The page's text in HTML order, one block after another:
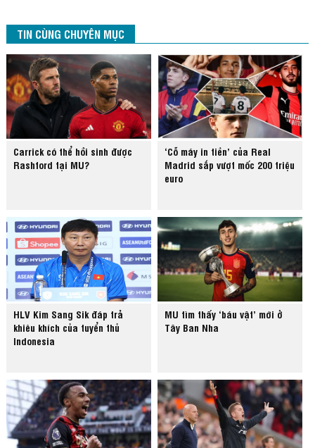
TIN CÙNG CHUYÊN MỤC
Carrick có thể hồi sinh được
Rashford tại MU?
‘Cỗ máy in tiền’ của Real
Madrid sắp vượt mốc 200 triệu
euro
HLV Kim Sang Sik đáp trả
khiêu khích của tuyển thủ
Indonesia
MU tìm thấy ‘báu vật’ mới ở
Tây Ban Nha